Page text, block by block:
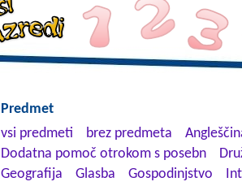
Predmet
vsi predmeti
brez predmeta
Dodatna pomoč otrokom s posebn
Geografija
Glasba Gospodinjstvo